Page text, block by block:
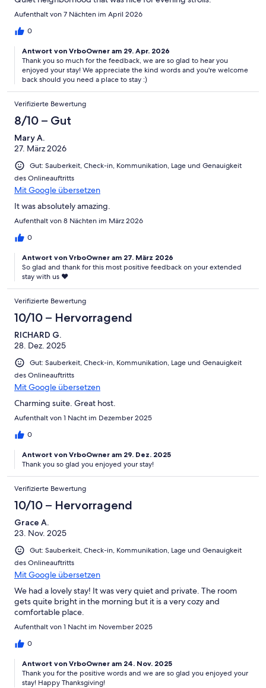
Aufenthalt von 7 Nächten im April 2026
0
Antwort von VrboOwner am 29. Apr. 2026
Thank you so much for the feedback, we are so glad to hear you
enjoyed your stay! We appreciate the kind words and you're welcome
back should you need a place to stay :)
Verifizierte Bewertung
8/10 – Gut
Mary A.
27. März 2026
Gut: Sauberkeit, Check-in, Kommunikation, Lage und Genauigkeit
des Onlineauftritts
Mit Google übersetzen
It was absolutely amazing.
Aufenthalt von 8 Nächten im März 2026
0
Antwort von VrboOwner am 27. März 2026
So glad and thank for this most positive feedback on your extended
stay with us ❤️
Verifizierte Bewertung
10/10 – Hervorragend
RICHARD G.
28. Dez. 2025
Gut: Sauberkeit, Check-in, Kommunikation, Lage und Genauigkeit
des Onlineauftritts
Mit Google übersetzen
Charming suite. Great host.
Aufenthalt von 1 Nacht im Dezember 2025
0
Antwort von VrboOwner am 29. Dez. 2025
Thank you so glad you enjoyed your stay!
Verifizierte Bewertung
10/10 – Hervorragend
Grace A.
23. Nov. 2025
Gut: Sauberkeit, Check-in, Kommunikation, Lage und Genauigkeit
des Onlineauftritts
Mit Google übersetzen
We had a lovely stay! It was very quiet and private. The room
gets quite bright in the morning but it is a very cozy and
comfortable place.
Aufenthalt von 1 Nacht im November 2025
0
Antwort von VrboOwner am 24. Nov. 2025
Thank you for the positive words and we are so glad you enjoyed your
stay! Happy Thanksgiving!